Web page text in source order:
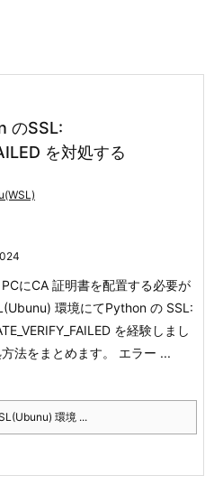
のSSL:
を対処する
にCA 証明書を配置する必要が
環境にてPython の SSL:
を経験しまし
法をまとめます。
エラー ...
環境 ...